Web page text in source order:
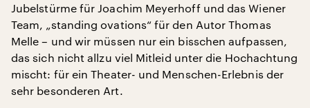
Jubelstürme für Joachim Meyerhoff und das Wiener
Team, „standing ovations“ für den Autor Thomas
Melle – und wir müssen nur ein bisschen aufpassen,
das sich nicht allzu viel Mitleid unter die Hochachtung
mischt: für ein Theater- und Menschen-Erlebnis der
sehr besonderen Art.